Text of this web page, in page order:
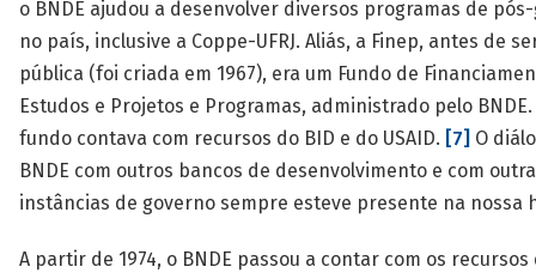
o BNDE ajudou a desenvolver diversos programas de
no país, inclusive a Coppe-UFRJ. Aliás, a Finep, antes de
pública (foi criada em 1967), era um Fundo de
Estudos e Projetos e Programas, administrado pelo BNDE.
fundo contava com recursos do BID e do USAID. [7] O
BNDE com outros bancos de desenvolvimento e com
instâncias de governo sempre esteve presente na nossa
A partir de 1974, o BNDE passou a contar com os recursos